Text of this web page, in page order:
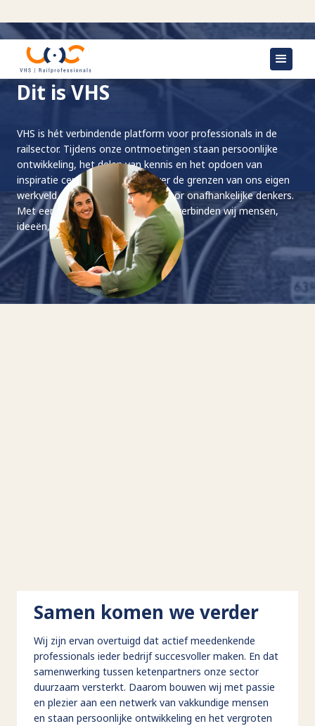
Dit is VHS
VHS is hét verbindende platform voor professionals in de
railsector. Tijdens onze ontmoetingen staan persoonlijke
ontwikkeling, het delen van kennis en het opdoen van
inspiratie centraal. We kijken over de grenzen van ons eigen
werkveld en laten ons prikkelen door onafhankelijke denkers.
Met een flinke dosis energie en lef verbinden wij mensen,
ideeën, kennis en ervaring.
Samen komen we verder
Wij zijn ervan overtuigd dat actief meedenkende
professionals ieder bedrijf succesvoller maken. En dat
samenwerking tussen ketenpartners onze sector
duurzaam versterkt. Daarom bouwen wij met passie
en plezier aan een netwerk van vakkundige mensen
en staan persoonlijke ontwikkeling en het vergroten